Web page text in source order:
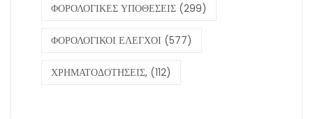
ΦΟΡΟΛΟΓΙΚΕΣ ΥΠΟΘΕΣΕΙΣ (299)
ΦΟΡΟΛΟΓΙΚΟΙ ΕΛΕΓΧΟΙ (577)
ΧΡΗΜΑΤΟΔΟΤΗΣΕΙΣ, (112)